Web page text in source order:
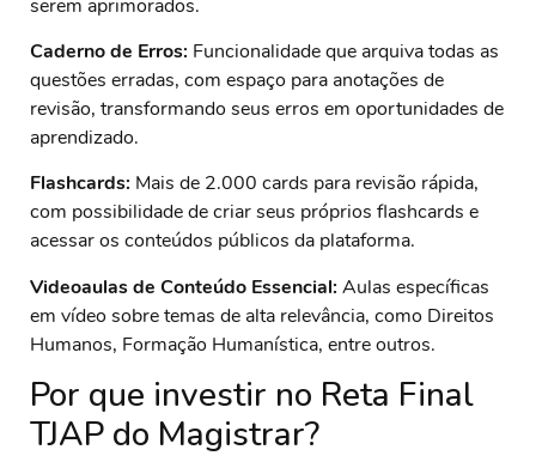
serem aprimorados.
Caderno de Erros: Funcionalidade que arquiva todas as
questões erradas, com espaço para anotações de
revisão, transformando seus erros em oportunidades de
aprendizado.
Flashcards: Mais de 2.000 cards para revisão rápida,
com possibilidade de criar seus próprios flashcards e
acessar os conteúdos públicos da plataforma.
Videoaulas de Conteúdo Essencial: Aulas específicas
em vídeo sobre temas de alta relevância, como Direitos
Humanos, Formação Humanística, entre outros.
Por que investir no Reta Final
TJAP do Magistrar?